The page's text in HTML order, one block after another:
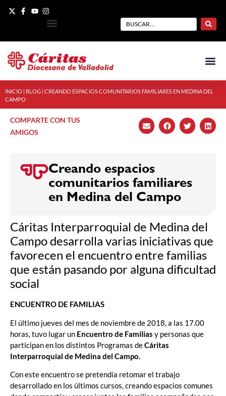
INICIO BLOG CREANDO ESPACIOS COMUNITARIOS FAMILIARES EN MEDINA DEL
CAMPO
COMPARTE CON TUS
AMIGOS
Creando espacios
comunitarios familiares
en Medina del Campo
Cáritas Interparroquial de Medina del
Campo desarrolla varias iniciativas que
favorecen el encuentro entre familias
que están pasando por alguna dificultad
social
ENCUENTRO DE FAMILIAS
El último jueves del mes de noviembre de 2018, a las 17.00
horas, tuvo lugar un Encuentro de Familias y personas que
participan en los distintos Programas deCáritas
Interparroquial de Medina del Campo.
Con este encuentro se pretendía retomar el trabajo
desarrollado en los últimos cursos, creando espacios comunes